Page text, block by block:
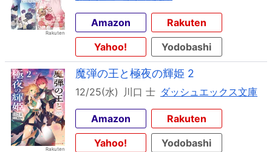
Amazon
Rakuten
Yahoo!
Yodobashi
魔弾の王と極夜の輝姫 2
12/25(水) 川口 士 ダッシュエックス文庫
Amazon
Rakuten
Yahoo!
Yodobashi